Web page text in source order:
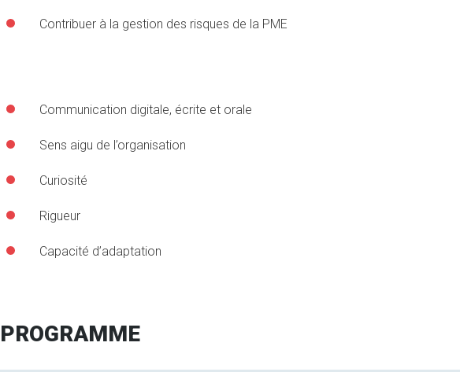
Contribuer à la gestion des risques de la PME
Communication digitale, écrite et orale
Sens aigu de l’organisation
Curiosité
Rigueur
Capacité d’adaptation
PROGRAMME